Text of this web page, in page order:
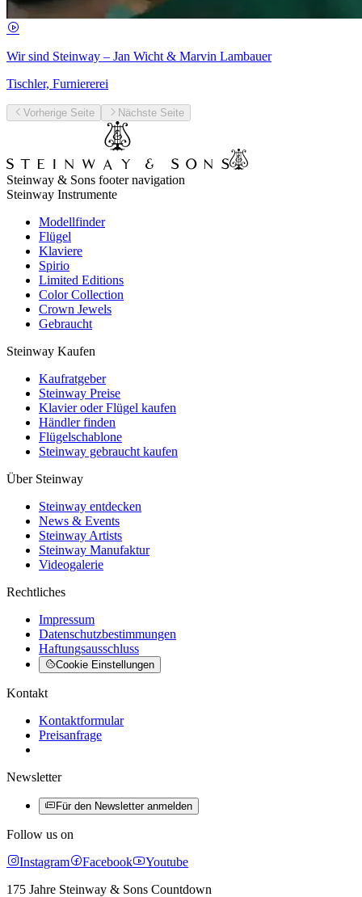
Wir sind Steinway – Jan Wicht & Marvin Lambauer
Tischler, Furniererei
Vorherige Seite Nächste Seite
Steinway & Sons footer navigation
Steinway Instrumente
Modellfinder
Flügel
Klaviere
Spirio
Limited Editions
Color Collection
Crown Jewels
Gebraucht
Steinway Kaufen
Kaufratgeber
Steinway Preise
Klavier oder Flügel kaufen
Händler finden
Flügelschablone
Steinway gebraucht kaufen
Über Steinway
Steinway entdecken
News & Events
Steinway Artists
Steinway Manufaktur
Videogalerie
Rechtliches
Impressum
Datenschutzbestimmungen
Haftungsausschluss
Cookie Einstellungen
Kontakt
Kontaktformular
Preisanfrage
Newsletter
Für den Newsletter anmelden
Follow us on
Instagram
Facebook
Youtube
175 Jahre Steinway & Sons Countdown